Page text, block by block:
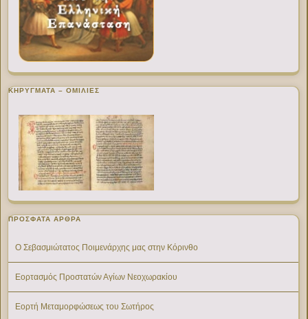
ΚΗΡΥΓΜΑΤΑ – ΟΜΙΛΙΕΣ
ΠΡΌΣΦΑΤΑ ΆΡΘΡΑ
Ο Σεβασμιώτατος Ποιμενάρχης μας στην Κόρινθο
Εορτασμός Προστατών Αγίων Νεοχωρακίου
Εορτή Μεταμορφώσεως του Σωτήρος